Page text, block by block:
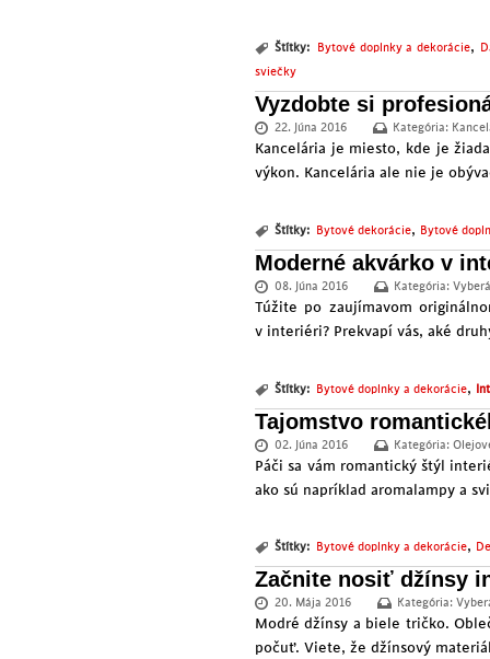
Štítky: Bytové doplnky a dekorácie,
sviečky
Vyzdobte si
22. Júna 2016 Kategória:
Kancelária je miesto, kde je
výkon. Kancelária ale nie je
Štítky: Bytové dekorácie, Bytové
Moderné akvárko v
08. Júna 2016 Kategória:
Túžite po zaujímavom
v interiéri? Prekvapí vás, aké
Štítky: Bytové doplnky a dekorácie,
Tajomstvo
02. Júna 2016 Kategória:
Páči sa vám romantický štýl
ako sú napríklad aromalampy a
Štítky: Bytové doplnky a dekorácie,
Začnite nosiť džínsy
20. Mája 2016 Kategória:
Modré džínsy a biele tričko.
počuť. Viete, že džínsový